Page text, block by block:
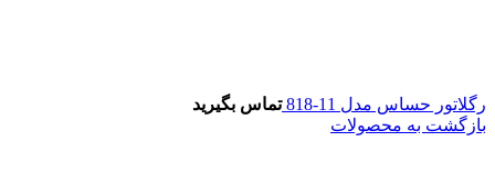
رگلاتور حساس مدل 11-818
تماس بگیرید
بازگشت به محصولات